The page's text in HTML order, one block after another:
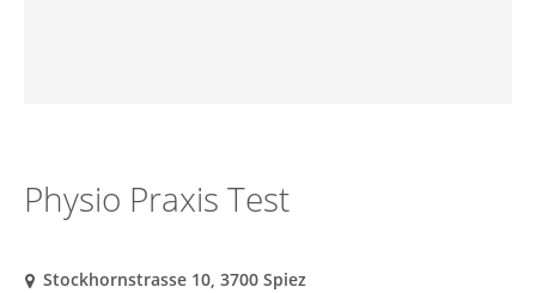
Physio Praxis Test
Stockhornstrasse 10, 3700 Spiez